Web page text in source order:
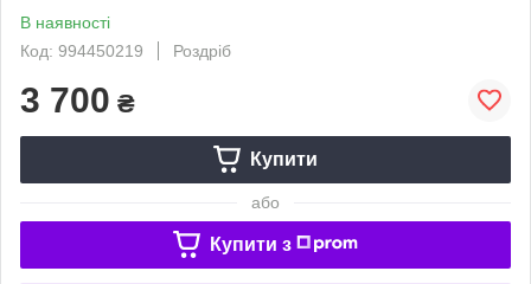
В наявності
Код: 994450219
Роздріб
3 700 ₴
Купити
або
Купити з